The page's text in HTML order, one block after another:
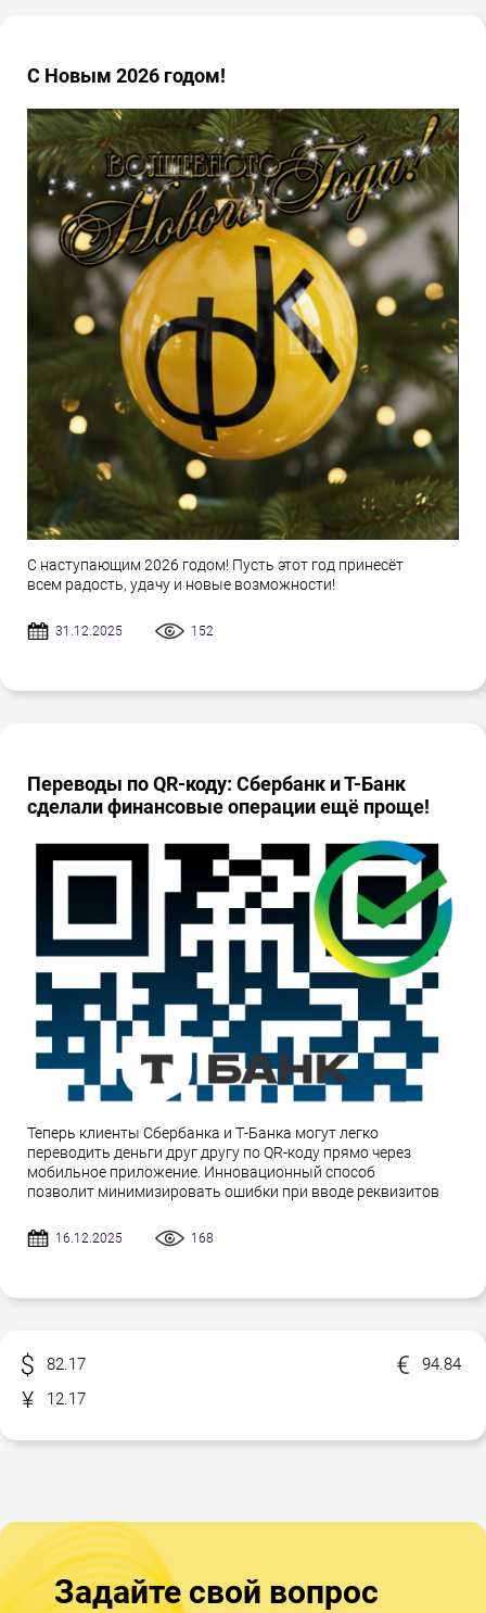
С Новым 2026 годом!
С наступающим 2026 годом! Пусть этот год принесёт
всем радость, удачу и новые возможности!
31.12.2025 152
Переводы по QR-коду: Сбербанк и Т-Банк
сделали финансовые операции ещё проще!
Теперь клиенты Сбербанка и Т-Банка могут легко
переводить деньги друг другу по QR-коду прямо через
мобильное приложение. Инновационный способ
позволит минимизировать ошибки при вводе реквизитов
16.12.2025 168
82.17
94.84
12.17
Задайте свой вопрос